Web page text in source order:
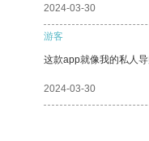
2024-03-30
游客
这款app就像我的私人
2024-03-30